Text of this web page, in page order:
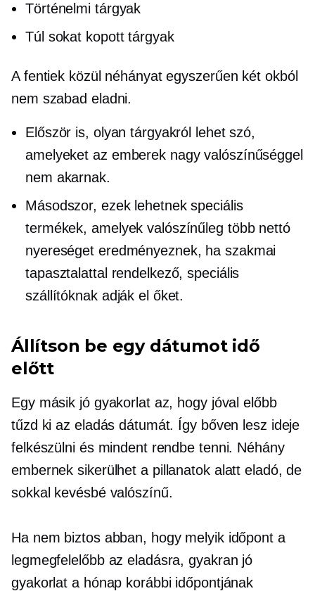
Történelmi tárgyak
Túl sokat kopott tárgyak
A fentiek közül néhányat egyszerűen két okból
nem szabad eladni.
Először is, olyan tárgyakról lehet szó,
amelyeket az emberek nagy valószínűséggel
nem akarnak.
Másodszor, ezek lehetnek speciális
termékek, amelyek valószínűleg több nettó
nyereséget eredményeznek, ha szakmai
tapasztalattal rendelkező, speciális
szállítóknak adják el őket.
Állítson be egy dátumot idő
előtt
Egy másik jó gyakorlat az, hogy jóval előbb
tűzd ki az eladás dátumát. Így bőven lesz ideje
felkészülni és mindent rendbe tenni. Néhány
embernek sikerülhet a pillanatok alatt eladó, de
sokkal kevésbé valószínű.
Ha nem biztos abban, hogy melyik időpont a
legmegfelelőbb az eladásra, gyakran jó
gyakorlat a hónap korábbi időpontjának